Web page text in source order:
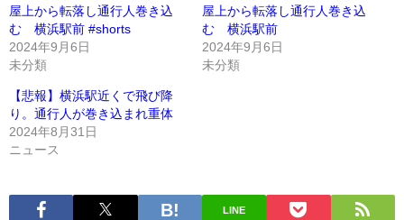
屋上から転落し通行人巻き込
む 横浜駅前 #shorts
2024年9月6日
未分類
屋上から転落し通行人巻き込
む 横浜駅前
2024年9月6日
未分類
【悲報】横浜駅近くで飛び降
り。通行人が巻き込まれ重体
2024年8月31日
ニュース
LINE